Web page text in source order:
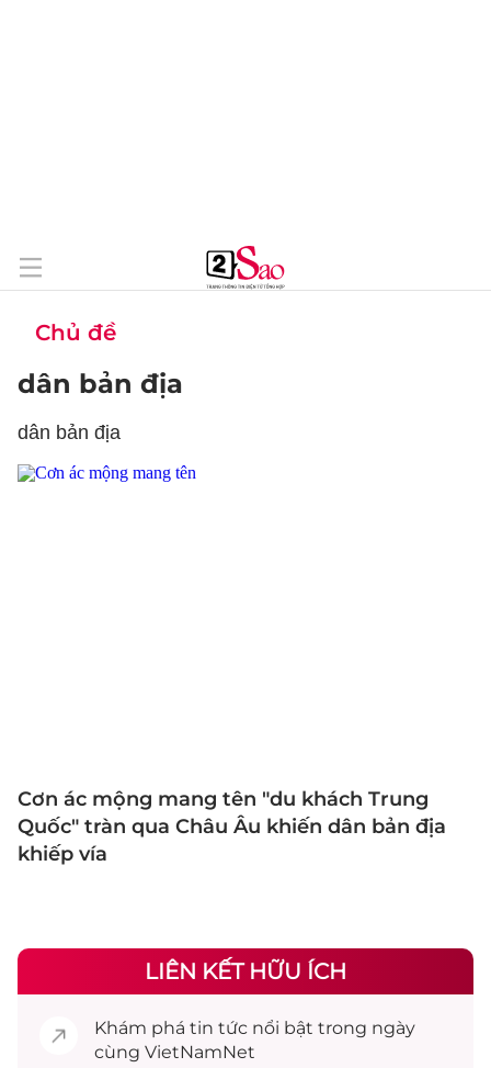
Chủ đề
dân bản địa
dân bản địa
Cơn ác mộng mang tên "du khách Trung
Quốc" tràn qua Châu Âu khiến dân bản địa
khiếp vía
LIÊN KẾT HỮU ÍCH
Khám phá tin tức nổi bật trong ngày
cùng VietNamNet